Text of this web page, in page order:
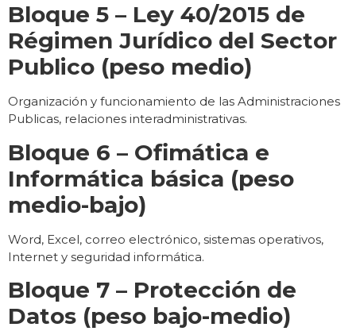
Bloque 5 – Ley 40/2015 de
Régimen Jurídico del Sector
Publico (peso medio)
Organización y funcionamiento de las Administraciones
Publicas, relaciones interadministrativas.
Bloque 6 – Ofimática e
Informática básica (peso
medio-bajo)
Word, Excel, correo electrónico, sistemas operativos,
Internet y seguridad informática.
Bloque 7 – Protección de
Datos (peso bajo-medio)